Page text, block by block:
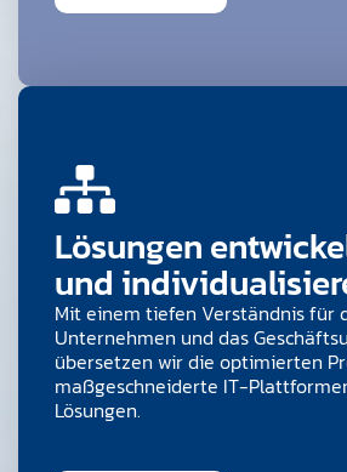
Lösungen
und
Mit einem tiefen Verständnis für
Unternehmen und das
übersetzen wir die optimierten
maßgeschneiderte IT-
Lösungen.